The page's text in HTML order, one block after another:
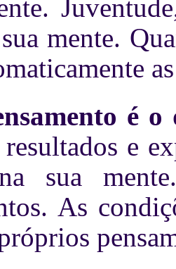
mente.
é
resultados e
sua
As